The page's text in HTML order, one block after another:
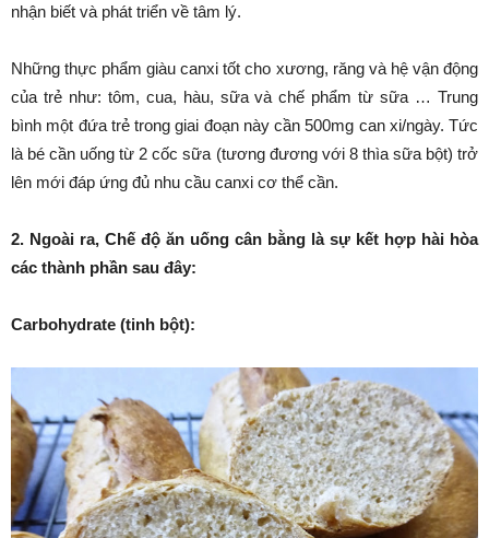
nhận biết và phát triển về tâm lý.
Những thực phẩm giàu canxi tốt cho xương, răng và hệ vận động
của trẻ như: tôm, cua, hàu, sữa và chế phẩm từ sữa … Trung
bình một đứa trẻ trong giai đoạn này cần 500mg can xi/ngày. Tức
là bé cần uống từ 2 cốc sữa (tương đương với 8 thìa sữa bột) trở
lên mới đáp ứng đủ nhu cầu canxi cơ thể cần.
2. Ngoài ra, Chế độ ăn uống cân bằng là sự kết hợp hài hòa
các thành phần sau đây:
Carbohydrate (tinh bột):